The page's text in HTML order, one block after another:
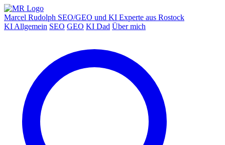
Marcel Rudolph SEO/GEO und KI Experte aus Rostock
KI Allgemein SEO GEO KI Dad Über mich